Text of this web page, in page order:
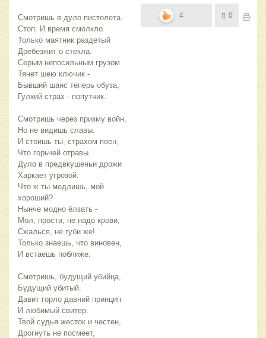
Смотришь в дуло пистолета.
Стоп. И время смолкло.
Только маятник раздетый
Дребезжит о стекла.
Серым непосильным грузом
Тянет шею ключик -
Бывший шанс теперь обуза,
Гулкий страх - попутчик.
Смотришь через призму войн,
Но не видишь славы.
И стоишь ты, страхом поен,
Что горьчей отравы.
Дуло в предвкушеньи дрожи
Харкает угрозой.
Что ж ты медлишь, мой
хороший?
Нынче модно ёлзать -
Мол, прости, не надо крови,
Сжалься, не губи же!
Только знаешь, что виновен,
И встаешь поближе.
Смотришь, будущий убийца,
Будущий убитый.
Давит горло давний принцип
И любимый свитер.
Твой судья жесток и честен,
Дрогнуть не посмеет,
4 0